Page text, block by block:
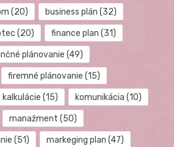
(20) business plán (32)
(20) finance plan (31)
plánovanie (49)
firemné plánovanie (15)
kalkulácie (15) komunikácia (10)
manažment (50)
(51) markeging plan (47)